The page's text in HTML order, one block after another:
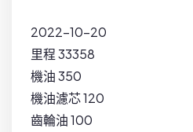
2022-10-20
里程 33358
機油 350
機油濾芯 120
齒輪油 100